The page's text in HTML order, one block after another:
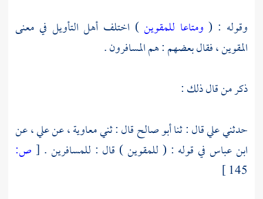
وقوله : ( ومتاعا للمقوين) اختلف أهل التأويل في معنى
المقوين ، فقال بعضهم : هم المسافرون .
ذكر من قال ذلك :
حدثنيعليقال : ثناأبو صالحقال : ثنيمعاوية، عنعلي، عن
ابن عباس في قوله : ( للمقوين ) قال : للمسافرين . [ ص:
145 ]